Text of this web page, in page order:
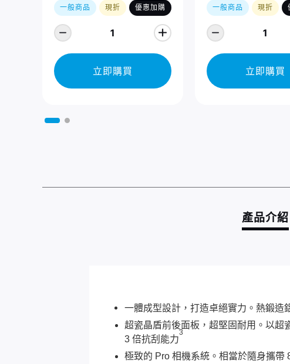
一般商品 現折 優惠加購
1
立即購買
一般商品 現折
1
立即購買
產品介紹
一體成型設計，打造卓絕實力。熱鍛造
超瓷晶盾前後面板，超堅固耐用。以超
3 倍抗刮能力
3
極致的 Pro 相機系統。相當於隨身攜